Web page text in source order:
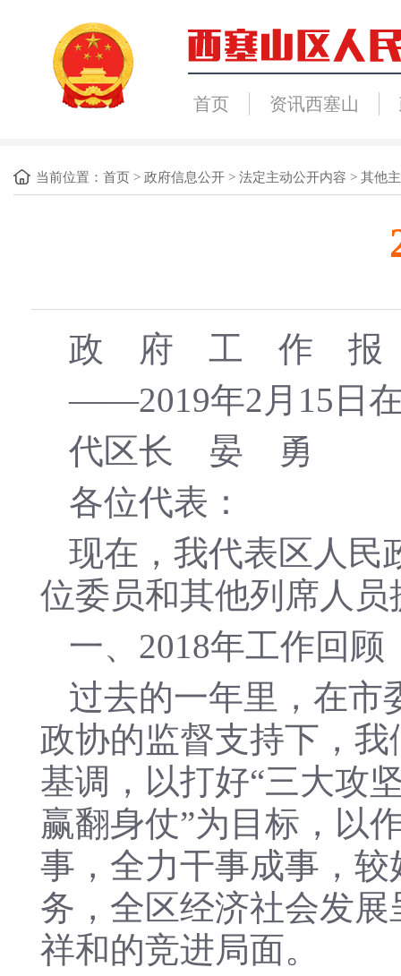
首页 资讯西塞山
当前位置： 首页 > 政府信息公开 > 法定主动公开内容 > 其他
政 府 工 作 报
――2019年2月15日
代区长 晏 勇
各位代表：
现在，我代表区人民
位委员和其他列席人员
一、2018年工作回顾
过去的一年里，在市
政协的监督支持下，
基调，以打好“三大攻
赢翻身仗”为目标，以
事，全力干事成事，
务，全区经济社会发
祥和的竞进局面。